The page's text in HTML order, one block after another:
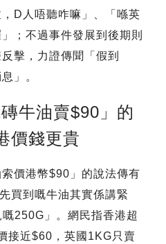
D人唔聽咋嘛」、「喺英
；不過事件發展到後期則
擊，力證傳聞「假到
」。
牛油賣$90」的
價錢更貴
價港幣$90」的說法傳有
買到嘅牛油其實係講緊
250G」。網民指香港超
接近$60，英國1KG只賣